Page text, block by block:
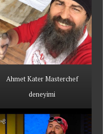
Ahmet Kater Masterchef
deneyimi